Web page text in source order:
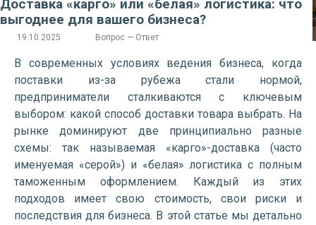
Доставка «карго» или «белая» логистика: что
выгоднее для вашего бизнеса?
19.10.2025 Вопрос — Ответ
В современных условиях ведения бизнеса, когда
поставки из-за рубежа стали нормой,
предприниматели сталкиваются с ключевым
выбором: какой способ доставки товара выбрать. На
рынке доминируют две принципиально разные
схемы: так называемая «карго»-доставка (часто
именуемая «серой») и «белая» логистика с полным
таможенным оформлением. Каждый из этих
подходов имеет свою стоимость, свои риски и
последствия для бизнеса. В этой статье мы детально